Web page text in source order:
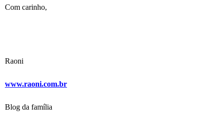
Com carinho,
Raoni
www.raoni.com.br
Blog da família